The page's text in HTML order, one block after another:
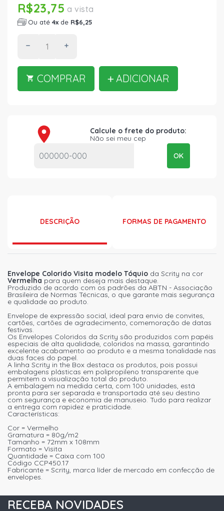
R$23,75 a vista
Ou até 4x de R$6,25
COMPRAR ADICIONAR
Calcule o frete do produto:
Não sei meu cep
OK
DESCRIÇÃO FORMAS DE PAGAMENTO
Envelope Colorido Visita modelo Tóquio da Scrity na cor
Vermelha para quem deseja mais destaque.
Produzido de acordo com os padrões da ABTN - Associação
Brasileira de Normas Técnicas, o que garante mais segurança
e qualidade ao produto.
Envelope de expressão social, ideal para envio de convites,
cartões, cartões de agradecimento, comemoração de datas
festivas.
Os Envelopes Coloridos da Scrity são produzidos com papéis
especiais de alta qualidade, coloridos na massa, garantindo
excelente acabamento ao produto e a mesma tonalidade nas
duas faces do papel.
A linha Scrity in the Box destaca os produtos, pois possui
embalagens plásticas em polipropileno transparente que
permitem a visualização total do produto.
A embalagem na medida certa, com 100 unidades, está
pronta para ser separada e transportada até seu destino
com segurança e economia de manuseio. Tudo para realizar
a entrega com rapidez e praticidade.
Características:
Cor = Vermelho
Gramatura = 80g/m2
Tamanho = 72mm x 108mm
Formato = Visita
Quantidade = Caixa com 100
Código CCP450.17
Fabricante = Scrity, marca líder de mercado em confecção de
envelopes.
RECEBA NOVIDADES